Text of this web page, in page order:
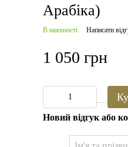
Арабіка)
В наявності Написати
1 050 грн
Новий відгук або